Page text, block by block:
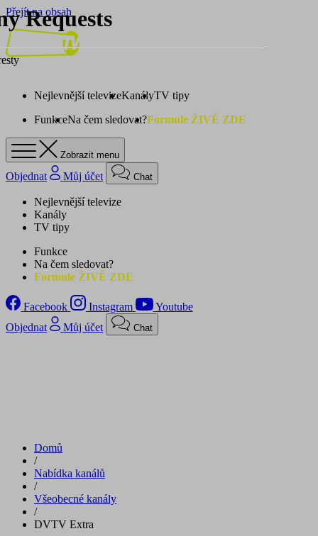
Přejít na obsah
Nejlevnější televizeKanályTV tipy
FunkceNa čem sledovat?Formule ŽIVĚ ZDE
Zobrazit menu
Objednat Můj účet Chat
Nejlevnější televize
Kanály
TV tipy
Funkce
Na čem sledovat?
Formule ŽIVĚ ZDE
Facebook Instagram
Youtube
Objednat
Můj účet Chat
Domů
/
Nabídka kanálů
/
Všeobecné kanály
/
DVTV Extra